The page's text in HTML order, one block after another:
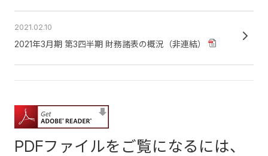
2021.02.10
2021年3月期 第3四半期 財務諸表の概況（非連結）
PDFファイルをご覧になるには、